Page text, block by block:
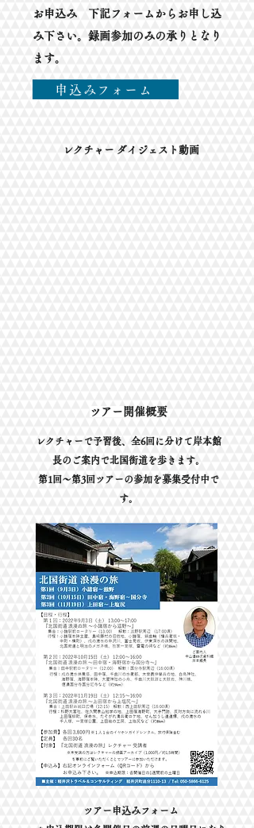
お申込み 下記フォームからお申し込
み下さい。録画参加のみの承りとなり
ます。
申込みフォーム
レクチャー ダイジェスト動画
ツアー開催概要
レクチャーで予習後、全6回に分けて岸本館
長のご案内で北国街道を歩きます。
第1回～第3回ツアーの参加を募集受付中で
す。
ツアー申込みフォーム